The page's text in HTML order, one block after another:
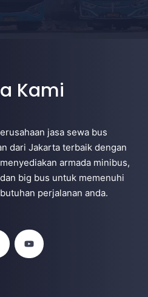
Kami
jasa sewa bus
dari Jakarta terbaik dengan
armada minibus,
big bus untuk memenuhi
perjalanan anda.